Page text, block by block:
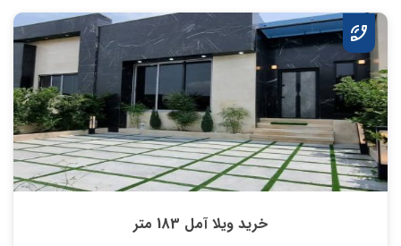
خرید ویلا آمل 183 متر